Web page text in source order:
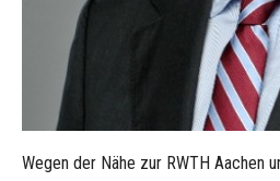
Wegen der Nähe zur RWTH Aachen